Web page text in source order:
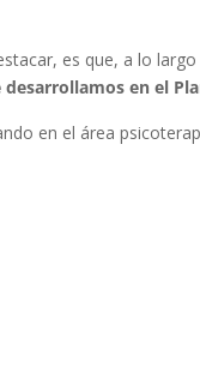
es que, a lo
en el
en el área